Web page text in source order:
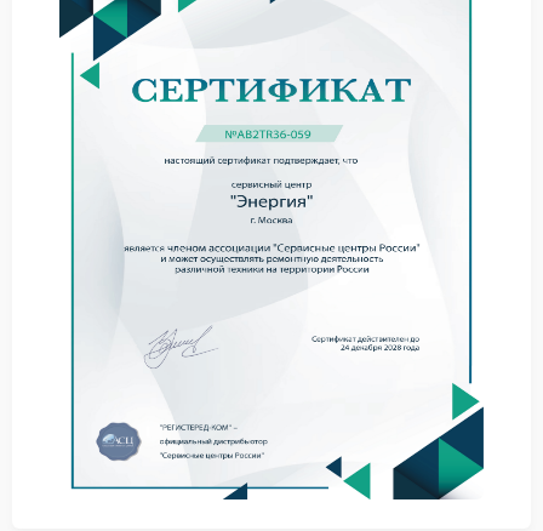
Полезные действия
В ряде случаев сервис Энергия может подсказать
обращения к специалистам.
Перезапустить устройство
Снизить текущую нагрузку
Проверить внешнюю сеть
Такие меры помогают исключить внешние факторы
и уточнить состояние системы.
Необходимость ремонта
При устойчивых сбоях требуется ремонт Энергия с
заменой элементов инвертора. Самостоятельные
действия могут привести к дополнительным
повреждениям.
Решение в сервисе